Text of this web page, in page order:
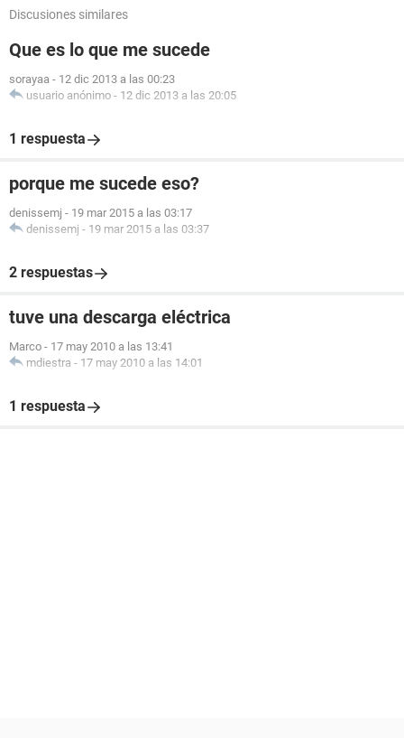
Discusiones similares
Que es lo que me sucede
sorayaa - 12 dic 2013 a las 00:23
usuario anónimo - 12 dic 2013 a las 20:05
1 respuesta
porque me sucede eso?
denissemj - 19 mar 2015 a las 03:17
denissemj - 19 mar 2015 a las 03:37
2 respuestas
tuve una descarga eléctrica
Marco - 17 may 2010 a las 13:41
mdiestra - 17 may 2010 a las 14:01
1 respuesta